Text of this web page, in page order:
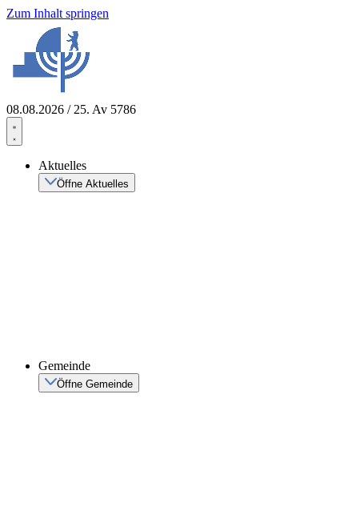
Zum Inhalt springen
08.08.2026 / 25. Av 5786
Aktuelles
Öffne Aktuelles
Gemeinde
Öffne Gemeinde